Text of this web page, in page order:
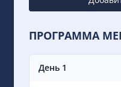
ПРОГРАММА
День 1